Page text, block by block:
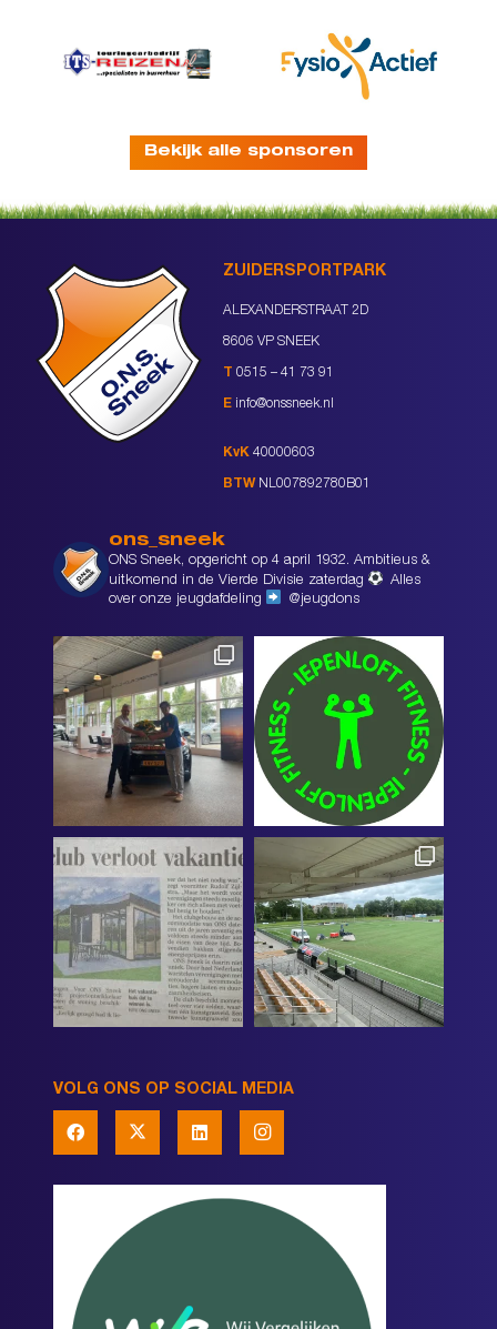
Bekijk alle sponsoren
ZUIDERSPORTPARK
ALEXANDERSTRAAT 2D
8606 VP SNEEK
T 0515 – 41 73 91
E info@onssneek.nl
KvK 40000603
BTW NL007892780B01
ons_sneek
ONS Sneek, opgericht op 4 april 1932. Ambitieus &
uitkomend in de Vierde Divisie zaterdag
Alles
over onze jeugdafdeling
@jeugdons
VOLG ONS OP SOCIAL MEDIA